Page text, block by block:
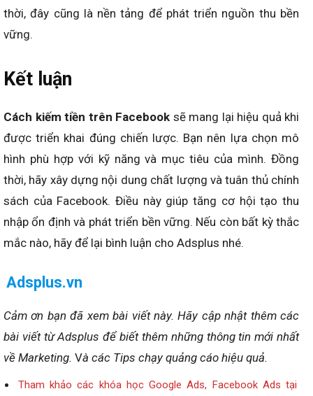
thời, đây cũng là nền tảng để phát triển nguồn thu bền
vững.
Kết luận
Cách kiếm tiền trên Facebook sẽ mang lại hiệu quả khi
được triển khai đúng chiến lược. Bạn nên lựa chọn mô
hình phù hợp với kỹ năng và mục tiêu của mình. Đồng
thời, hãy xây dựng nội dung chất lượng và tuân thủ chính
sách của Facebook. Điều này giúp tăng cơ hội tạo thu
nhập ổn định và phát triển bền vững. Nếu còn bất kỳ thắc
mắc nào, hãy để lại bình luận cho Adsplus nhé.
Adsplus.vn
Cảm ơn bạn đã xem bài viết này. Hãy cập nhật thêm các
bài viết từ Adsplus để biết thêm những thông tin mới nhất
về Marketing. Và các Tips chạy quảng cáo hiệu quả.
Tham khảo các khóa học Google Ads, Facebook Ads tại